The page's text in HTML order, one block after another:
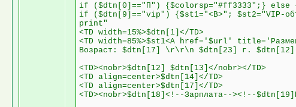
if ($dtn[0]=="П") {$colorsp="#ff3333";} else
if ($dtn[9]=="vip") {$st1="<B>"; $st2="VIP-
print"
<TD width=15%>$dtn[1]</TD>
<TD width=85%>$st1<A href='$url'
Возраст: $dtn[17] \r\r\n $dtn[23] г. $dtn[12]
<TD><nobr>$dtn[12] $dtn[13]</nobr></TD>
<TD align=center>$dtn[14]</TD>
<TD align=center>$dtn[17]</TD>
<TD><nobr>$dtn[18]<!--Зарплата--><!--